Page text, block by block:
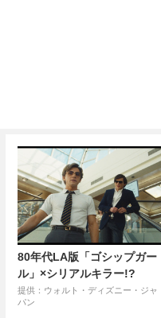
80年代LA版「ゴシップガー
ル」×シリアルキラー!?
提供：ウォルト・ディズニー・ジャ
パン